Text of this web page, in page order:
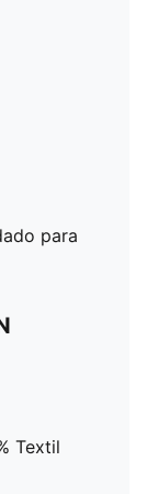
para
Textil